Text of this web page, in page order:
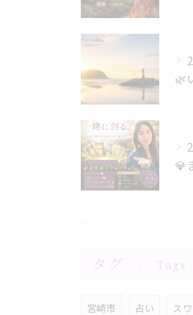
🌿
💎
タグ Tags
宮崎市 占い ス